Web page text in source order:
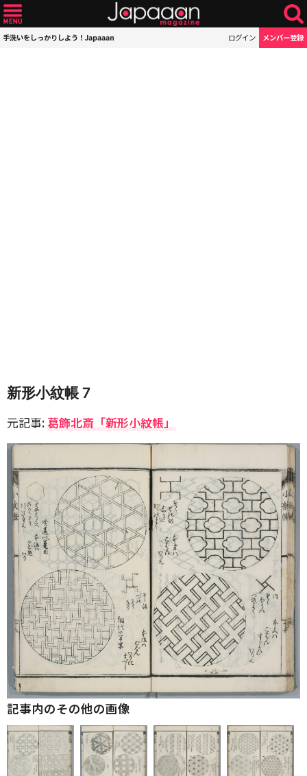
手洗いをしっかりしよう！Japaaan ログイン メンバー登録
新形小紋帳 7
元記事:葛飾北斎「新形小紋帳」
記事内のその他の画像